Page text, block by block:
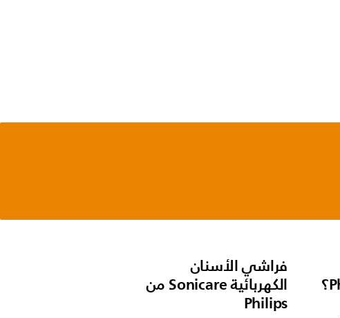
فراشي الأسنان
الكهربائية Sonicare من
Philips